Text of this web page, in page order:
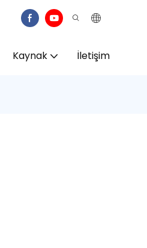
Kaynak İletişim